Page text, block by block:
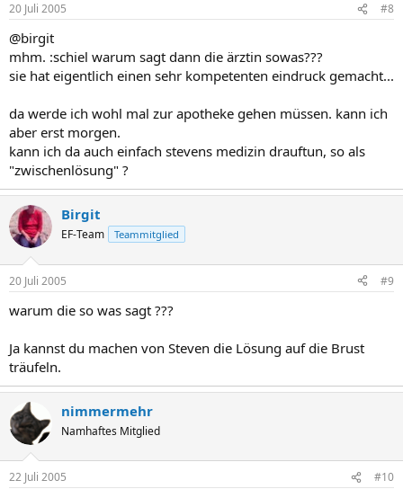
20 Juli 2005 #8
@birgit
mhm. :schiel warum sagt dann die ärztin sowas???
sie hat eigentlich einen sehr kompetenten eindruck gemacht...
da werde ich wohl mal zur apotheke gehen müssen. kann ich
aber erst morgen.
kann ich da auch einfach stevens medizin drauftun, so als
"zwischenlösung" ?
Birgit
EF-Team Teammitglied
20 Juli 2005 #9
warum die so was sagt ???
Ja kannst du machen von Steven die Lösung auf die Brust
träufeln.
nimmermehr
Namhaftes Mitglied
22 Juli 2005 #10